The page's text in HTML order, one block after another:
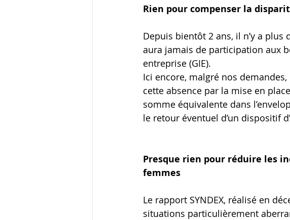
Rien pour compenser la
Depuis bientôt 2 ans, il n’y a plus
aura jamais de participation aux
entreprise (GIE).
Ici encore, malgré nos
cette absence par la mise en
somme équivalente dans
le retour éventuel d’un dispositif
Presque rien pour réduire les
femmes
Le rapport SYNDEX, réalisé en
situations particulièrement